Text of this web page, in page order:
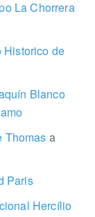
La Chorrera
de
Blanco
Thomas a
Paris
Hercílio